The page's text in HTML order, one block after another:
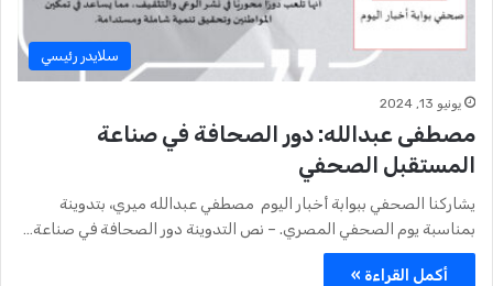
سلايدر رئيسي
يونيو 13, 2024
مصطفى عبدالله: دور الصحافة في صناعة
المستقبل الصحفي
يشاركنا الصحفي ببوابة أخبار اليوم مصطفي عبدالله ميري، بتدوينة
بمناسبة يوم الصحفي المصري. – نص التدوينة دور الصحافة في صناعة…
أكمل القراءة »